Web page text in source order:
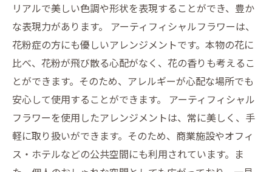
リアルで美しい色調や形状を表現することができ、豊か
な表現力があります。 アーティフィシャルフラワーは、
花粉症の方にも優しいアレンジメントです。本物の花に
比べ、花粉が飛び散る心配がなく、花の香りも考えるこ
とができます。そのため、アレルギーが心配な場所でも
安心して使用することができます。 アーティフィシャル
フラワーを使用したアレンジメントは、常に美しく、手
軽に取り扱いができます。そのため、商業施設やオフィ
ス・ホテルなどの公共空間にも利用されています。ま